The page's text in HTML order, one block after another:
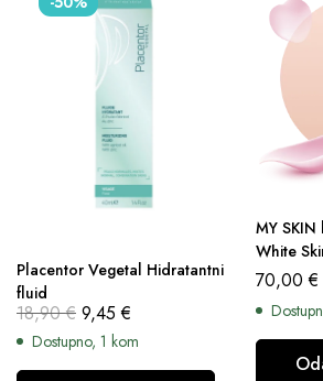
Placentor Vegetal Hidratantni
fluid
18,90€ 9,45€
Dostupno, 1 kom
MY
White
70,00€